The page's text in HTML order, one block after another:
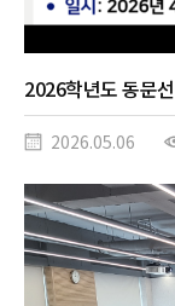
2026학년도 동문
2026.05.06